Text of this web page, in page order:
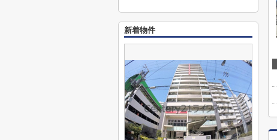
新着物件